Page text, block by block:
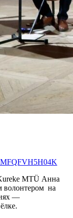
MTÜ Анна
волонтером на
—